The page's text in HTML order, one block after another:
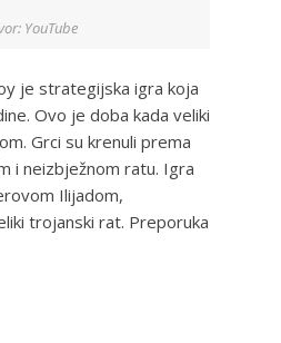
YouTube
je strategijska igra koja
Ovo je doba kada veliki
Grci su krenuli prema
i neizbježnom ratu. Igra
Ilijadom,
trojanski rat. Preporuka